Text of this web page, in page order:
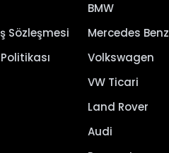
Sözleşmesi
BMW
Mercedes Benz
Volkswagen
VW Ticari
Land Rover
Audi